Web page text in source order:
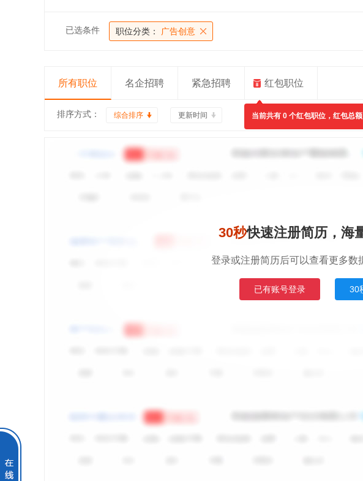
已选条件 职位分类： 广告创意
所有职位 名企招聘 紧急招聘 红包职位
当前共有 0 个红包职位，红包总额
排序方式： 综合排序 更新时间
30秒快速注册简历，海
登录或注册简历后可以查看更多数
已有账号登录 30